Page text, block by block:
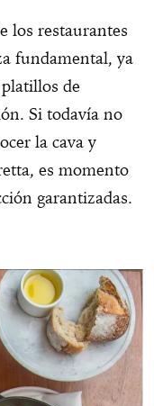
los restaurantes
fundamental, ya
de
Si todavía no
la cava y
es momento
garantizadas.